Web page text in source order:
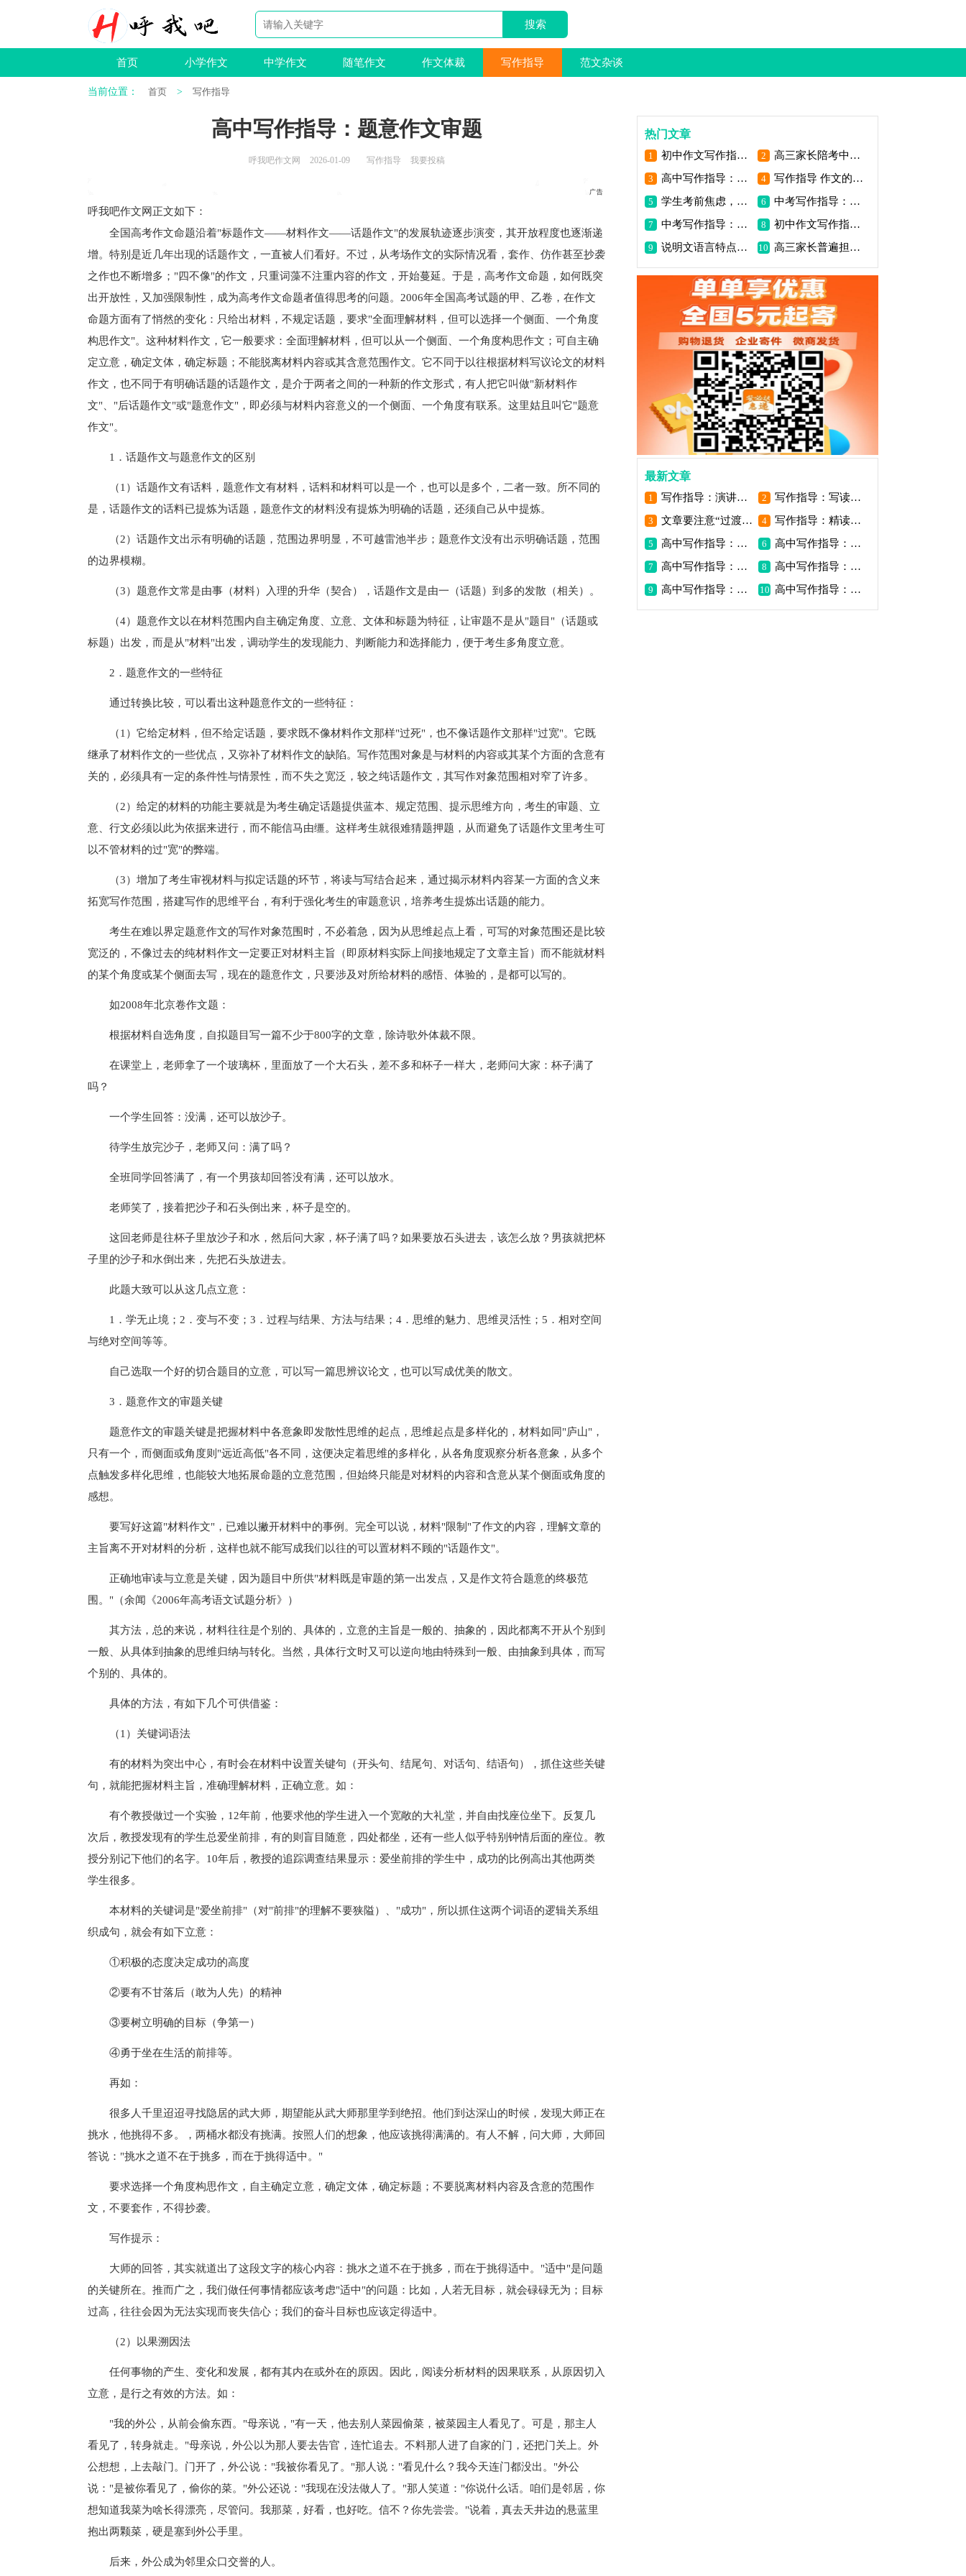
首页 小学作文 中学作文 随笔作文 作文体裁 写作指导 范文杂谈
当前位置： 首页 > 写作指导
高中写作指导：题意作文审题
呼我吧作文网 2026-01-09 写作指导 我要投稿
呼我吧作文网 正文如下 ：
全国高考作文命题沿着"标题作文——材料作文——话题作文"的发展轨迹逐步演变，其开放程度也逐渐递
增。特别是近几年出现的话题作文，一直被人们看好。不过，从考场作文的实际情况看，套作、仿作甚至抄袭
之作也不断增多；"四不像"的作文，只重词藻不注重内容的作文，开始蔓延。于是，高考作文命题，如何既突
出开放性，又加强限制性，成为高考作文命题者值得思考的问题。2006年全国高考试题的甲、乙卷，在作文
命题方面有了悄然的变化：只给出材料，不规定话题，要求"全面理解材料，但可以选择一个侧面、一个角度
构思作文"。这种材料作文，它一般要求：全面理解材料，但可以从一个侧面、一个角度构思作文；可自主确
定立意，确定文体，确定标题；不能脱离材料内容或其含意范围作文。它不同于以往根据材料写议论文的材料
作文，也不同于有明确话题的话题作文，是介于两者之间的一种新的作文形式，有人把它叫做"新材料作
文"、"后话题作文"或"题意作文"，即必须与材料内容意义的一个侧面、一个角度有联系。这里姑且叫它"题意
作文"。
1．话题作文与题意作文的区别
（1）话题作文有话料，题意作文有材料，话料和材料可以是一个，也可以是多个，二者一致。所不同的
是，话题作文的话料已提炼为话题，题意作文的材料没有提炼为明确的话题，还须自己从中提炼。
（2）话题作文出示有明确的话题，范围边界明显，不可越雷池半步；题意作文没有出示明确话题，范围
的边界模糊。
（3）题意作文常是由事（材料）入理的升华（契合），话题作文是由一（话题）到多的发散（相关）。
（4）题意作文以在材料范围内自主确定角度、立意、文体和标题为特征，让审题不是从"题目"（话题或
标题）出发，而是从"材料"出发，调动学生的发现能力、判断能力和选择能力，便于考生多角度立意。
2．题意作文的一些特征
通过转换比较，可以看出这种题意作文的一些特征：
（1）它给定材料，但不给定话题，要求既不像材料作文那样"过死"，也不像话题作文那样"过宽"。它既
继承了材料作文的一些优点，又弥补了材料作文的缺陷。写作范围对象是与材料的内容或其某个方面的含意有
关的，必须具有一定的条件性与情景性，而不失之宽泛，较之纯话题作文，其写作对象范围相对窄了许多。
（2）给定的材料的功能主要就是为考生确定话题提供蓝本、规定范围、提示思维方向，考生的审题、立
意、行文必须以此为依据来进行，而不能信马由缰。这样考生就很难猜题押题，从而避免了话题作文里考生可
以不管材料的过"宽"的弊端。
（3）增加了考生审视材料与拟定话题的环节，将读与写结合起来，通过揭示材料内容某一方面的含义来
拓宽写作范围，搭建写作的思维平台，有利于强化考生的审题意识，培养考生提炼出话题的能力。
考生在难以界定题意作文的写作对象范围时，不必着急，因为从思维起点上看，可写的对象范围还是比较
宽泛的，不像过去的纯材料作文一定要正对材料主旨（即原材料实际上间接地规定了文章主旨）而不能就材料
的某个角度或某个侧面去写，现在的题意作文，只要涉及对所给材料的感悟、体验的，是都可以写的。
如2008年北京卷作文题：
根据材料自选角度，自拟题目写一篇不少于800字的文章，除诗歌外体裁不限。
在课堂上，老师拿了一个玻璃杯，里面放了一个大石头，差不多和杯子一样大，老师问大家：杯子满了
吗？
一个学生回答：没满，还可以放沙子。
待学生放完沙子，老师又问：满了吗？
全班同学回答满了，有一个男孩却回答没有满，还可以放水。
老师笑了，接着把沙子和石头倒出来，杯子是空的。
这回老师是往杯子里放沙子和水，然后问大家，杯子满了吗？如果要放石头进去，该怎么放？男孩就把杯
子里的沙子和水倒出来，先把石头放进去。
此题大致可以从这几点立意：
1．学无止境；2．变与不变；3．过程与结果、方法与结果；4．思维的魅力、思维灵活性；5．相对空间
与绝对空间等等。
自己选取一个好的切合题目的立意，可以写一篇思辨议论文，也可以写成优美的散文。
3．题意作文的审题关键
题意作文的审题关键是把握材料中各意象即发散性思维的起点，思维起点是多样化的，材料如同"庐山"，
只有一个，而侧面或角度则"远近高低"各不同，这便决定着思维的多样化，从各角度观察分析各意象，从多个
点触发多样化思维，也能较大地拓展命题的立意范围，但始终只能是对材料的内容和含意从某个侧面或角度的
感想。
要写好这篇"材料作文"，已难以撇开材料中的事例。完全可以说，材料"限制"了作文的内容，理解文章的
主旨离不开对材料的分析，这样也就不能写成我们以往的可以置材料不顾的"话题作文"。
正确地审读与立意是关键，因为题目中所供"材料既是审题的第一出发点，又是作文符合题意的终极范
围。"（余闻《2006年高考语文试题分析》）
其方法，总的来说，材料往往是个别的、具体的，立意的主旨是一般的、抽象的，因此都离不开从个别到
一般、从具体到抽象的思维归纳与转化。当然，具体行文时又可以逆向地由特殊到一般、由抽象到具体，而写
个别的、具体的。
具体的方法，有如下几个可供借鉴：
（1）关键词语法
有的材料为突出中心，有时会在材料中设置关键句（开头句、结尾句、对话句、结语句），抓住这些关键
句，就能把握材料主旨，准确理解材料，正确立意。如：
有个教授做过一个实验，12年前，他要求他的学生进入一个宽敞的大礼堂，并自由找座位坐下。反复几
次后，教授发现有的学生总爱坐前排，有的则盲目随意，四处都坐，还有一些人似乎特别钟情后面的座位。教
授分别记下他们的名字。10年后，教授的追踪调查结果显示：爱坐前排的学生中，成功的比例高出其他两类
学生很多。
本材料的关键词是"爱坐前排"（对"前排"的理解不要狭隘）、"成功"，所以抓住这两个词语的逻辑关系组
织成句，就会有如下立意：
①积极的态度决定成功的高度
②要有不甘落后（敢为人先）的精神
③要树立明确的目标（争第一）
④勇于坐在生活的前排等。
再如：
很多人千里迢迢寻找隐居的武大师，期望能从武大师那里学到绝招。他们到达深山的时候，发现大师正在
挑水，他挑得不多。，两桶水都没有挑满。按照人们的想象，他应该挑得满满的。有人不解，问大师，大师回
答说："挑水之道不在于挑多，而在于挑得适中。"
要求选择一个角度构思作文，自主确定立意，确定文体，确定标题；不要脱离材料内容及含意的范围作
文，不要套作，不得抄袭。
写作提示：
大师的回答，其实就道出了这段文字的核心内容：挑水之道不在于挑多，而在于挑得适中。"适中"是问题
的关键所在。推而广之，我们做任何事情都应该考虑"适中"的问题：比如，人若无目标，就会碌碌无为；目标
过高，往往会因为无法实现而丧失信心；我们的奋斗目标也应该定得适中。
（2）以果溯因法
任何事物的产生、变化和发展，都有其内在或外在的原因。因此，阅读分析材料的因果联系，从原因切入
立意，是行之有效的方法。如：
"我的外公，从前会偷东西。"母亲说，"有一天，他去别人菜园偷菜，被菜园主人看见了。可是，那主人
看见了，转身就走。"母亲说，外公以为那人要去告官，连忙追去。不料那人进了自家的门，还把门关上。外
公想想，上去敲门。门开了，外公说："我被你看见了。"那人说："看见什么？我今天连门都没出。"外公
说："是被你看见了，偷你的菜。"外公还说："我现在没法做人了。"那人笑道："你说什么话。咱们是邻居，你
想知道我菜为啥长得漂亮，尽管问。我那菜，好看，也好吃。信不？你先尝尝。"说着，真去天井边的悬蓝里
抱出两颗菜，硬是塞到外公手里。
后来，外公成为邻里众口交誉的人。
热门文章
1 初中作文写作指导：我的写作妙诀 2 高三家长陪考中最易出现的三大心理问题
3 高中写作指导：古今纵横选材 4 写作指导 作文的四个阶段
5 学生考前焦虑，家长怎么办_2000字 6 中考写作指导：状物作文写作方法_1200字
7 中考写作指导：怎么样写出高分作文（三）_800字 8 初中作文写作指导：作文写作指导之虚实结合
9 说明文语言特点是什么_小学生作文指导 10 高三家长普遍担心的8个问题 你一定也遇到了
最新文章
1 写作指导：演讲稿与作文跟讲话稿的区别 2 写作指导：写读后感要掌握基本的方法
3 文章要注意“过渡”与“照应” 4 写作指导：精读是写好读后感的基础
5 高中写作指导：探异寻奇立意 6 高中写作指导：以小见大立意
7 高中写作指导：写作空间拓展 8 高中写作指导：题意作文审题
9 高中写作指导：话题作文审题 10 高中写作指导：掌握作文策略